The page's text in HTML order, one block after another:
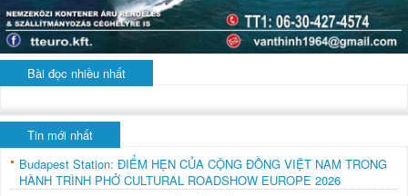
Bài đọc nhiều nhất
Tin mới nhất
Budapest Station: ĐIỂM HẸN CỦA CỘNG ĐỒNG VIỆT NAM TRONG
HÀNH TRÌNH PHỞ CULTURAL ROADSHOW EUROPE 2026